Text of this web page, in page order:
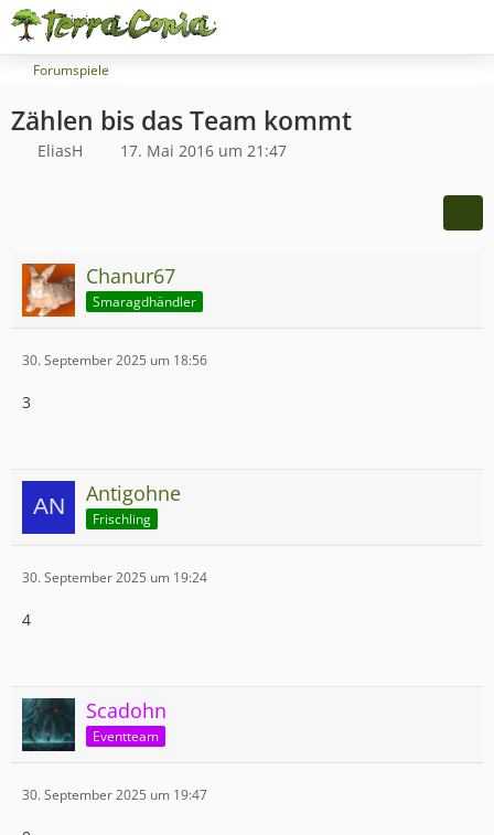
Forumspiele
Zählen bis das Team kommt
EliasH 17. Mai 2016 um 21:47
Chanur67
Smaragdhändler
30. September 2025 um 18:56
3
Antigohne
Frischling
30. September 2025 um 19:24
4
Scadohn
Eventteam
30. September 2025 um 19:47